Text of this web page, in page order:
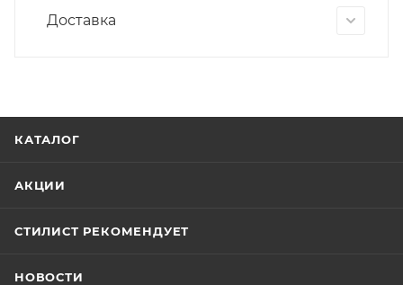
Доставка
КАТАЛОГ
АКЦИИ
СТИЛИСТ РЕКОМЕНДУЕТ
НОВОСТИ